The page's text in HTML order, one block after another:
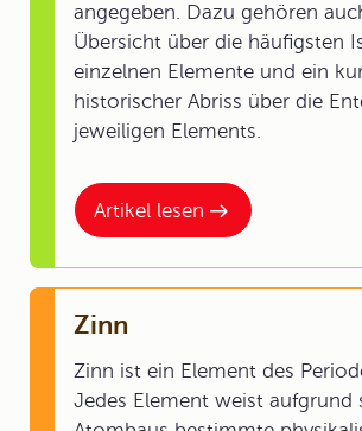
Artikel lesen
angegeben. Dazu gehören
Übersicht über die häufigsten
einzelnen Elemente und ein
historischer Abriss über die
jeweiligen Elements.
Zinn
Zinn ist ein Element des
Jedes Element weist aufgrund